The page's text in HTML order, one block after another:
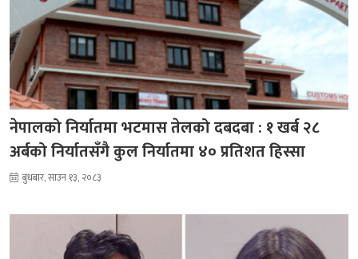
नेपालको निर्यातमा भटमास तेलको दबदबा : १ खर्ब २८
अर्बको निर्यातसँगै कुल निर्यातमा ४० प्रतिशत हिस्सा
बुधबार, साउन १३, २०८३